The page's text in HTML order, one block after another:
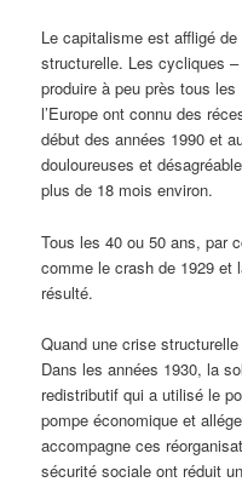
Le capitalisme est affligé de
structurelle. Les cycliques
produire à peu près tous
l’Europe ont connu des
début des années 1990 et
douloureuses et
plus de 18 mois environ.
Tous les 40 ou 50 ans, par
comme le crash de 1929 et
résulté.
Quand une crise
Dans les années 1930, la
redistributif qui a utilisé le
pompe économique et
accompagne ces
sécurité sociale ont réduit